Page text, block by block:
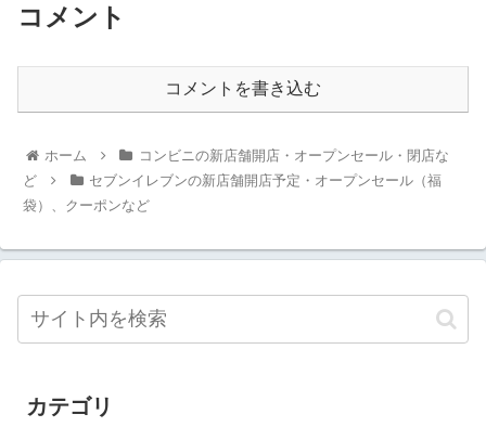
コメント
コメントを書き込む
ホーム
コンビニの新店舗開店・オープンセール・閉店な
ど
セブンイレブンの新店舗開店予定・オープンセール（福
袋）、クーポンなど
カテゴリ